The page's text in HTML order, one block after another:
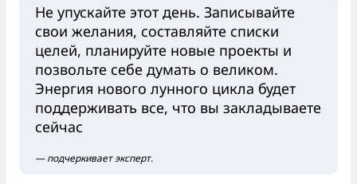
Не упускайте этот день. Записывайте
свои желания, составляйте списки
целей, планируйте новые проекты и
позвольте себе думать о великом.
Энергия нового лунного цикла будет
поддерживать все, что вы закладываете
сейчас
— подчеркивает эксперт.